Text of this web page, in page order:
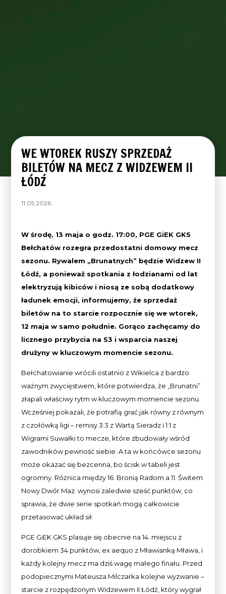
WE WTOREK RUSZY SPRZEDAŻ
BILETÓW NA MECZ Z WIDZEWEM II
ŁÓDŹ
11.05.2026
W środę, 13 maja o godz. 17:00, PGE GiEK GKS
Bełchatów rozegra przedostatni domowy mecz
sezonu. Rywalem „Brunatnych” będzie Widzew II
Łódź, a ponieważ spotkania z łodzianami od lat
elektryzują kibiców i niosą ze sobą dodatkowy
ładunek emocji, informujemy, że sprzedaż
biletów na to starcie rozpocznie się we wtorek,
12 maja w samo południe. Gorąco zachęcamy do
licznego przybycia na S3 i wsparcia naszej
drużyny w kluczowym momencie sezonu.
Bełchatowianie wrócili ostatnio z Wikielca z bardzo
ważnym zwycięstwem, które potwierdza, że „Brunatni”
złapali właściwy rytm w kluczowym momencie sezonu.
Wcześniej pokazali, że potrafią grać jak równy z równym
z czołówką ligi – remisy 3:3 z Wartą Sieradz i 1:1 z
Wigrami Suwałki to mecze, które zbudowały wśród
zawodników pewność siebie. A ta w końcówce sezonu
może okazać się bezcenna, bo ścisk w tabeli jest
ogromny. Różnica między 16. Bronią Radom a 11. Świtem
Nowy Dwór Maz. wynosi zaledwie sześć punktów, co
sprawia, że dwie serie spotkań mogą całkowicie
przetasować układ sił.
PGE GiEK GKS plasuje się obecnie na 14. miejscu z
dorobkiem 34 punktów, ex aequo z Mławianką Mława, i
każdy kolejny mecz ma dziś wagę małego finału. Przed
podopiecznymi Mateusza Milczarka kolejne wyzwanie –
starcie z rozpędzonym Widzewem II Łódź, który wygrał